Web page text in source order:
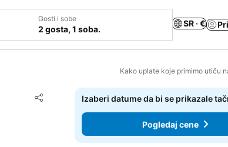
Gosti i sobe
2 gosta, 1 soba.
SR · €
Kako uplate koje primimo utiču
Deli
Dodati u favorite
Izaberi datume da bi se prikazale
Pogledaj cene